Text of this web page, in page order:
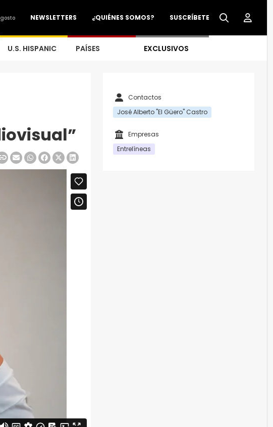
SUSCRÍBETE
¿QUIÉNES SOMOS?
NEWSLETTERS
U.S. HISPANIC PAÍSES EXCLUSIVOS
Contactos
José Alberto "El Güero" Castro
Empresas
Entrelíneas